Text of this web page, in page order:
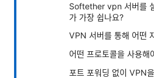
Softether vpn 서버를
가 가장 쉽나요?
VPN 서버를 통해 어떤
어떤 프로토콜을 사용해
포트 포워딩 없이 VPN